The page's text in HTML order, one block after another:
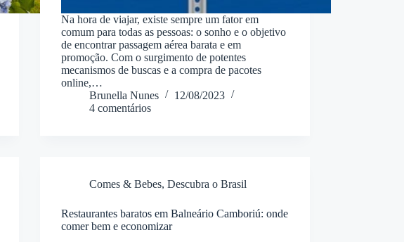
Na hora de viajar, existe sempre um fator em
comum para todas as pessoas: o sonho e o objetivo
de encontrar passagem aérea barata e em
promoção. Com o surgimento de potentes
mecanismos de buscas e a compra de pacotes
online,…
Brunella Nunes
12/08/2023
4 comentários
Comes & Bebes,Descubra o Brasil
Restaurantes baratos em Balneário Camboriú: onde
comer bem e economizar